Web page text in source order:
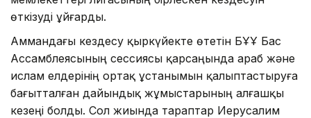
өткізуді ұйғарды.
Аммандағы кездесу қыркүйекте өтетін БҰҰ Бас
Ассамблеясының сессиясы қарсаңында араб және
ислам елдерінің ортақ ұстанымын қалыптастыруға
бағытталған дайындық жұмыстарының алғашқы
кезеңі болды. Сол жиында тараптар Иерусалим